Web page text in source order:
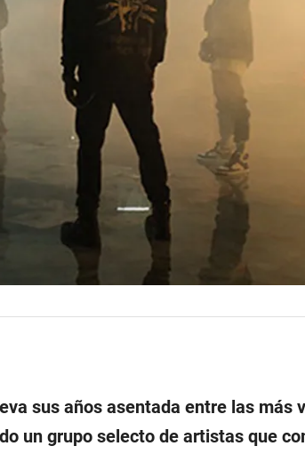
sus años asentada entre las más
un grupo selecto de artistas que